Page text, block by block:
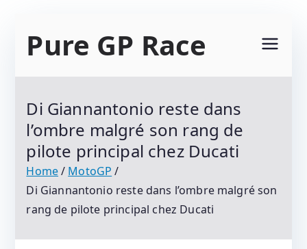
Pure GP Race
Tous Les Protagonistes Du Motocyclisme.
Résultats Et Classements
Di Giannantonio reste dans
l’ombre malgré son rang de
pilote principal chez Ducati
Home
MotoGP
Di Giannantonio reste dans l’ombre malgré son
rang de pilote principal chez Ducati